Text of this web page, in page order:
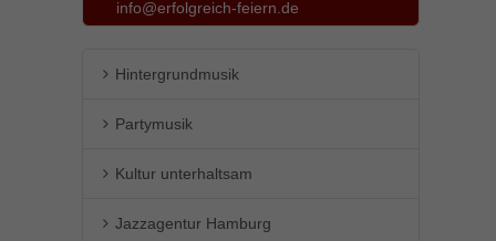
info@erfolgreich-feiern.de
Hintergrundmusik
Partymusik
Kultur unterhaltsam
Jazzagentur Hamburg